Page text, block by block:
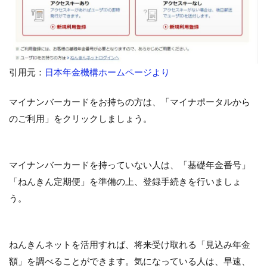
引用元： 日本年金機構ホームページより
マイナンバーカードをお持ちの方は、「マイナポータルから
のご利用」をクリックしましょう。
マイナンバーカードを持っていない人は、「基礎年金番号」
「ねんきん定期便」を準備の上、登録手続きを行いましょ
う。
ねんきんネットを活用すれば、将来受け取れる「見込み年金
額」を調べることができます。気になっている人は、早速、